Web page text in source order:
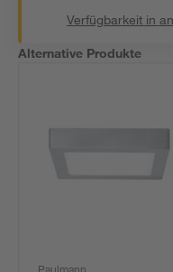
Verfügbarkeit in
Alternative Produkte